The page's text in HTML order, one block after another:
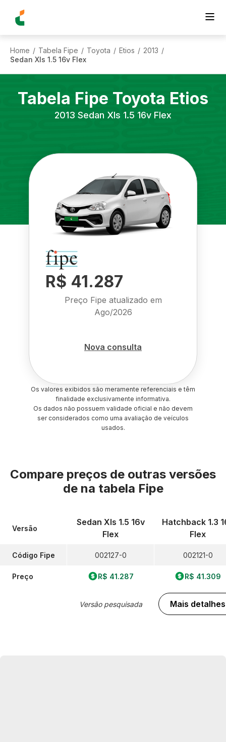
Home / Tabela Fipe / Toyota / Etios / 2013 /
Sedan Xls 1.5 16v Flex
Tabela Fipe Toyota Etios
2013 Sedan Xls 1.5 16v Flex
R$ 41.287
Preço Fipe atualizado em
Ago/2026
Nova consulta
Os valores exibidos são meramente referenciais e têm
finalidade exclusivamente informativa.
Os dados não possuem validade oficial e não devem
ser considerados como uma avaliação de veículos
usados.
Compare preços de outras versões
de na tabela Fipe
Versão
Código Fipe
Preço
Sedan Xls 1.5 16v
Flex
002127-0
R$ 41.287
Versão pesquisada
Hatchback 1.3
Flex
002121-0
R$ 41.309
Mais detalhes